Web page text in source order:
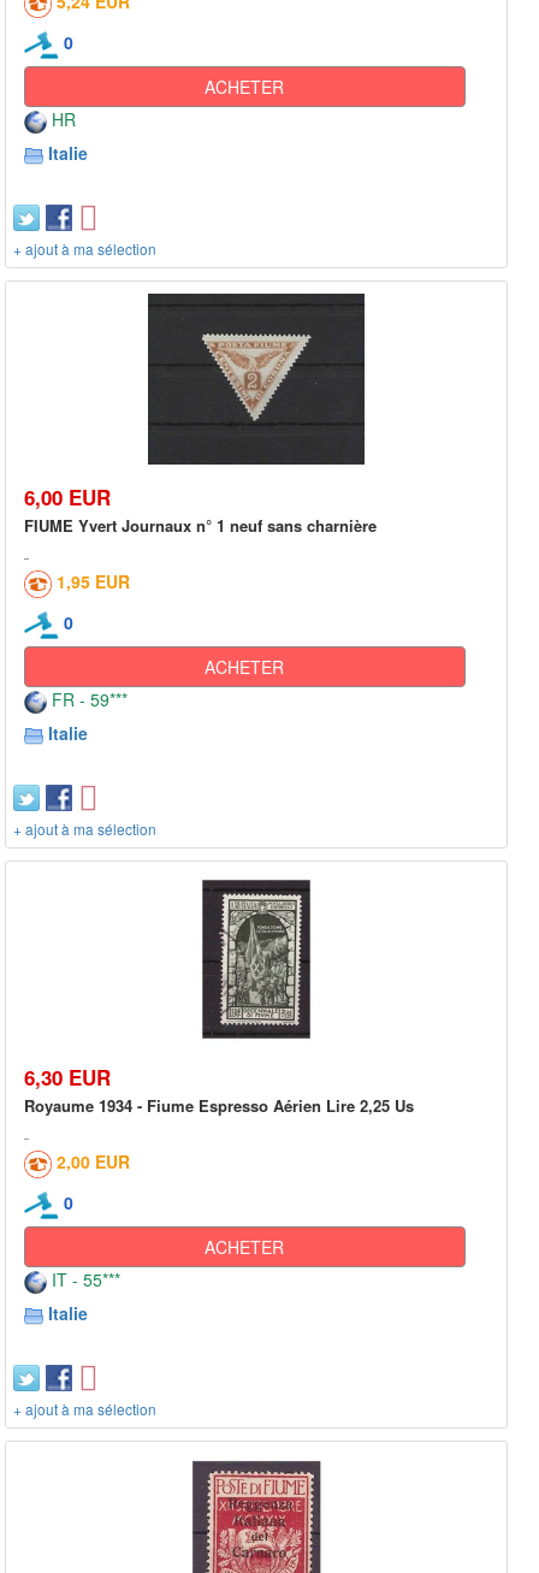
0
ACHETER
HR
Italie
+ ajout à ma sélection
6,00 EUR
FIUME Yvert Journaux n° 1 neuf sans charnière
1,95 EUR
0
ACHETER
FR - 59***
Italie
+ ajout à ma sélection
6,30 EUR
Royaume 1934 - Fiume Espresso Aérien Lire 2,25 Us
2,00 EUR
0
ACHETER
IT - 55***
Italie
+ ajout à ma sélection